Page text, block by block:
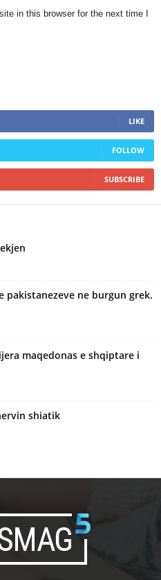
in this browser for the next time I
LIKE
FOLLOW
SUBSCRIBE
pakistanezeve ne burgun grek.
maqedonas e shqiptare i
shiatik